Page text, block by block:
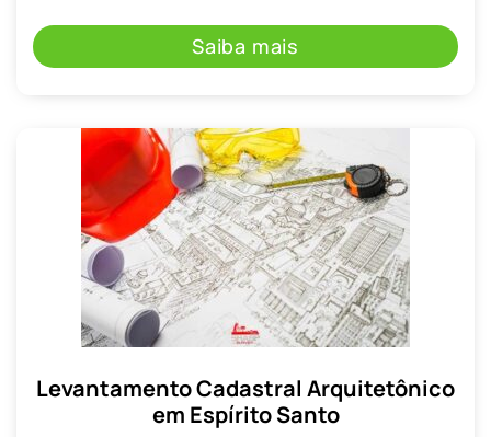
Saiba mais
Levantamento Cadastral Arquitetônico
em Espírito Santo